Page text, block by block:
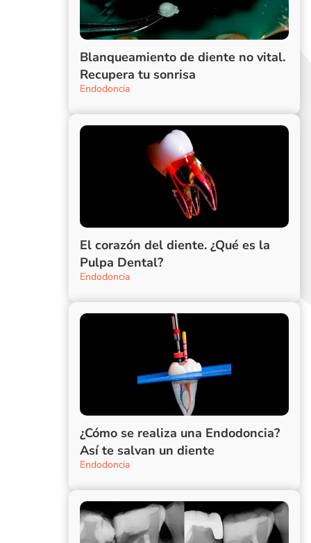
Blanqueamiento de diente no vital.
Recupera tu sonrisa
Endodoncia
El corazón del diente. ¿Qué es la
Pulpa Dental?
Endodoncia
¿Cómo se realiza una Endodoncia?
Así te salvan un diente
Endodoncia